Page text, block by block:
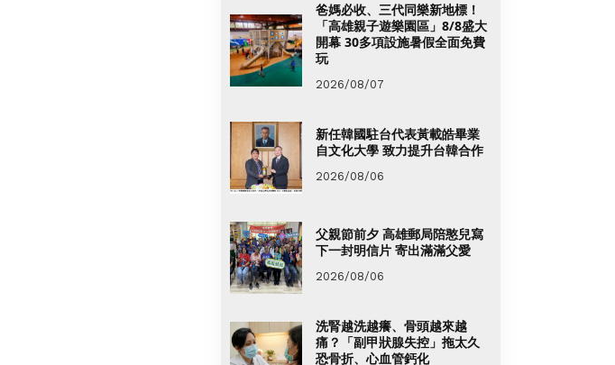
爸媽必收、三代同樂新地標！
「高雄親子遊樂園區」8/8盛大
開幕 30多項設施暑假全面免費
玩
2026/08/07
新任韓國駐台代表黃載皓畢業
自文化大學 致力提升台韓合作
2026/08/06
父親節前夕 高雄郵局陪憨兒寫
下一封明信片 寄出滿滿父愛
2026/08/06
洗腎越洗越癢、骨頭越來越
痛？「副甲狀腺失控」拖太久
恐骨折、心血管鈣化